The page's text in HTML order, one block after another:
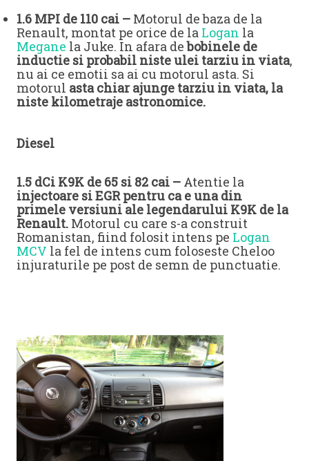
1.6 MPI de 110 cai – Motorul de baza de la
Renault, montat pe orice de la Logan la
Megane la Juke. In afara debobinele de
inductie si probabil niste ulei tarziu in viata,
nu ai ce emotii sa ai cu motorul asta. Si
motorul asta chiar ajunge tarziu in viata, la
niste kilometraje astronomice.
Diesel
1.5 dCi K9K de 65 si 82 cai – Atentie la
injectoare si EGR pentru ca e una din
primele versiuni ale legendarului K9K de la
Renault. Motorul cu care s-a construit
Romanistan, fiind folosit intens pe Logan
MCV la fel de intens cum foloseste Cheloo
injuraturile pe post de semn de punctuatie.